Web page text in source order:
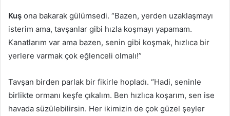
Kuş ona bakarak gülümsedi. “Bazen, yerden uzaklaşmayı
isterim ama, tavşanlar gibi hızla koşmayı yapamam.
Kanatlarım var ama bazen, senin gibi koşmak, hızlıca bir
yerlere varmak çok eğlenceli olmalı!”
Tavşan birden parlak bir fikirle hopladı. “Hadi, seninle
birlikte ormanı keşfe çıkalım. Ben hızlıca koşarım, sen ise
havada süzülebilirsin. Her ikimizin de çok güzel şeyler